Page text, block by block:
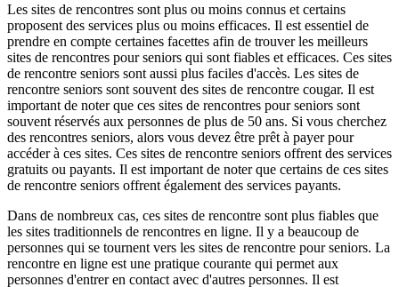
Les sites de rencontres sont plus ou moins connus et certains
proposent des services plus ou moins efficaces. Il est essentiel de
prendre en compte certaines facettes afin de trouver les meilleurs
sites de rencontres pour seniors qui sont fiables et efficaces. Ces sites
de rencontre seniors sont aussi plus faciles d'accès. Les sites de
rencontre seniors sont souvent des sites de rencontre cougar. Il est
important de noter que ces sites de rencontres pour seniors sont
souvent réservés aux personnes de plus de 50 ans. Si vous cherchez
des rencontres seniors, alors vous devez être prêt à payer pour
accéder à ces sites. Ces sites de rencontre seniors offrent des services
gratuits ou payants. Il est important de noter que certains de ces sites
de rencontre seniors offrent également des services payants.
Dans de nombreux cas, ces sites de rencontre sont plus fiables que
les sites traditionnels de rencontres en ligne. Il y a beaucoup de
personnes qui se tournent vers les sites de rencontre pour seniors. La
rencontre en ligne est une pratique courante qui permet aux
personnes d'entrer en contact avec d'autres personnes. Il est